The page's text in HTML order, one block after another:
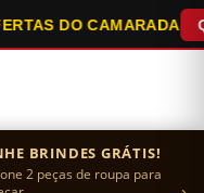
DO CAMARADA
BRINDES GRÁTIS!
2 peças de roupa para